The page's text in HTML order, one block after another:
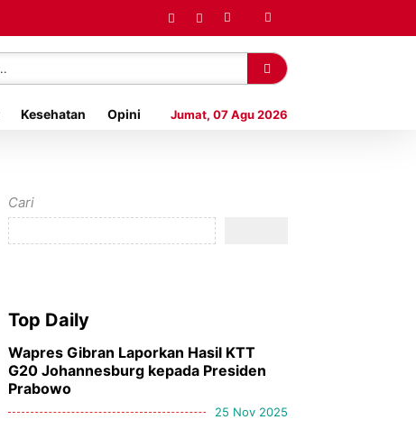
Kesehatan Opini Jumat, 07 Agu 2026
Cari
Top Daily
Wapres Gibran Laporkan Hasil KTT
G20 Johannesburg kepada Presiden
Prabowo
25 Nov 2025